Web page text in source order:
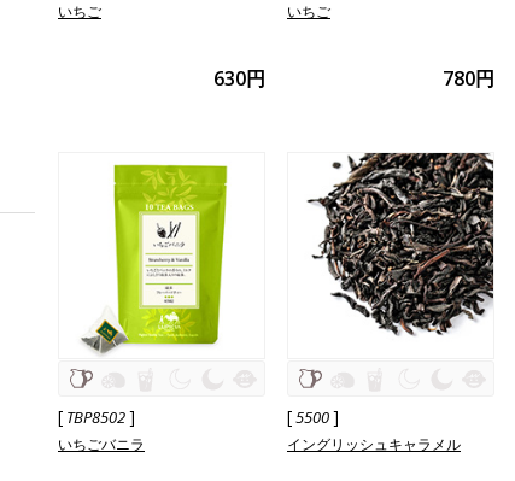
いちご
630円
いちご
780円
[ TBP8502]
いちごバニラ
[5500]
イングリッシュキャラメル